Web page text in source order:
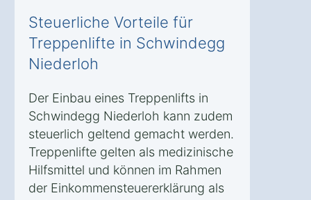
Steuerliche Vorteile für
Treppenlifte in Schwindegg
Niederloh
Der Einbau eines Treppenlifts in
Schwindegg Niederloh kann zudem
steuerlich geltend gemacht werden.
Treppenlifte gelten als medizinische
Hilfsmittel und können im Rahmen
der Einkommensteuererklärung als